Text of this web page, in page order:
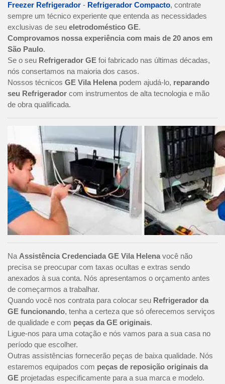
Freezer Refrigerador - Refrigerador Compacto, contrate
sempre um técnico experiente que entenda as necessidades
exclusivas de seu eletrodoméstico GE.
Comprovamos nossa experiência com mais de 20 anos em
São Paulo.
Se o seu Refrigerador GE foi fabricado nas últimas décadas,
nós consertamos na maioria dos casos.
Nossos técnicos GE Vila Helena podem ajudá-lo, reparando
seu Refrigerador com instrumentos de alta tecnologia e mão
de obra qualificada.
Na Assistência Credenciada GE Vila Helena você não
precisa se preocupar com taxas ocultas e extras sendo
anexados à sua conta. Nós apresentamos o orçamento antes
de começarmos a trabalhar.
Quando você nos contrata para colocar seu Refrigerador da
GE funcionando, tenha a certeza que só oferecemos serviços
de qualidade e com peças da GE originais.
Ligue-nos para uma cotação e nós vamos para a sua casa no
período que escolher.
Outras assistências fornecerão peças de baixa qualidade. Nós
estaremos equipados com peças de reposição originais da
GE projetadas especificamente para a sua marca e modelo.